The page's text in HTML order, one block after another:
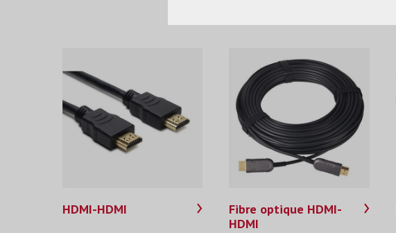
HDMI-HDMI
Fibre optique HDMI-
HDMI